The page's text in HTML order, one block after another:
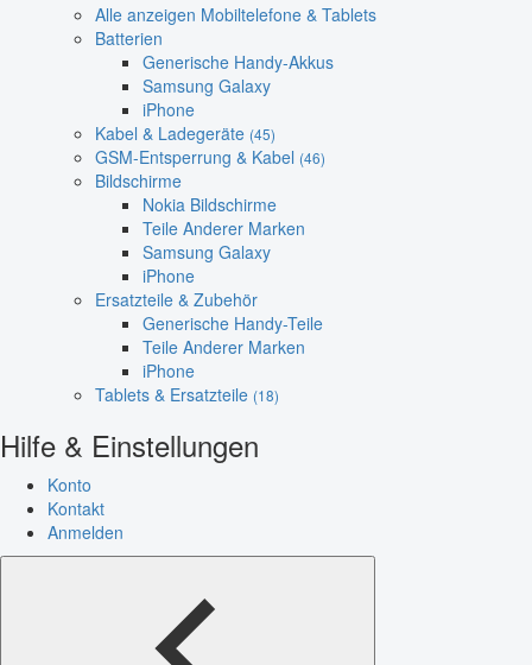
Alle anzeigen Mobiltelefone & Tablets
Batterien
Generische Handy-Akkus
Samsung Galaxy
iPhone
Kabel & Ladegeräte (45)
GSM-Entsperrung & Kabel (46)
Bildschirme
Nokia Bildschirme
Teile Anderer Marken
Samsung Galaxy
iPhone
Ersatzteile & Zubehör
Generische Handy-Teile
Teile Anderer Marken
iPhone
Tablets & Ersatzteile (18)
Hilfe & Einstellungen
Konto
Kontakt
Anmelden